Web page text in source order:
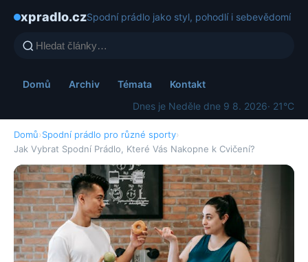
xpradlo.czSpodní prádlo jako styl, pohodlí i sebevědomí
Domů Archiv Témata
Kontakt
Dnes je Neděle dne 9 8. 2026· 21°C
Domů›Spodní prádlo pro různé sporty›
Jak Vybrat Spodní Prádlo, Které Vás Nakopne k Cvičení?